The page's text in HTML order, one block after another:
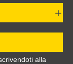
alla